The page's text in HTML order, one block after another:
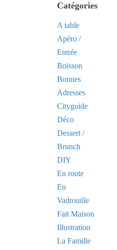
Catégories
A table
Apéro /
Entrée
Boisson
Bonnes
Adresses
Cityguide
Déco
Dessert /
Brunch
DIY
En route
En
Vadrouille
Fait Maison
Illustration
La Famille